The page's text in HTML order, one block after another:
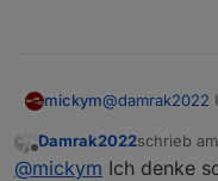
mickym@damrak2022
Offline
Damrak2022schrieb am
zuletzt
@mickym Ich denke